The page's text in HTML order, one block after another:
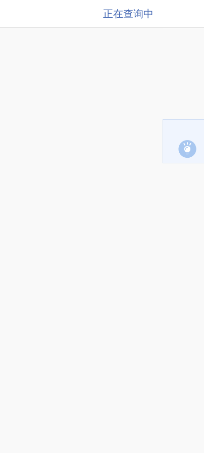
正在查询中